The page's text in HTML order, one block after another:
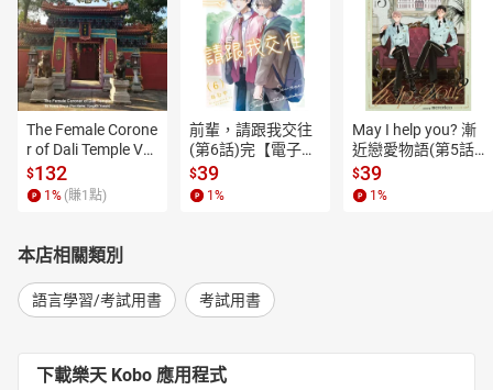
The Female Corone
r of Dali Temple Vo
l.6【有聲書】
$132
1 % (賺1 點)
前輩，請跟我交往
(第6話)完【電子
書】
$39
1 %
May I help you? 漸
近戀愛物語(第5話)
【電子書】
$39
1 %
本店相關類別
語言學習/考試用書 考試用書
下載樂天 Kobo 應用程式